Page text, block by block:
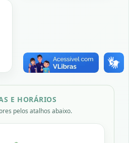
E HORÁRIOS
pelos atalhos abaixo.